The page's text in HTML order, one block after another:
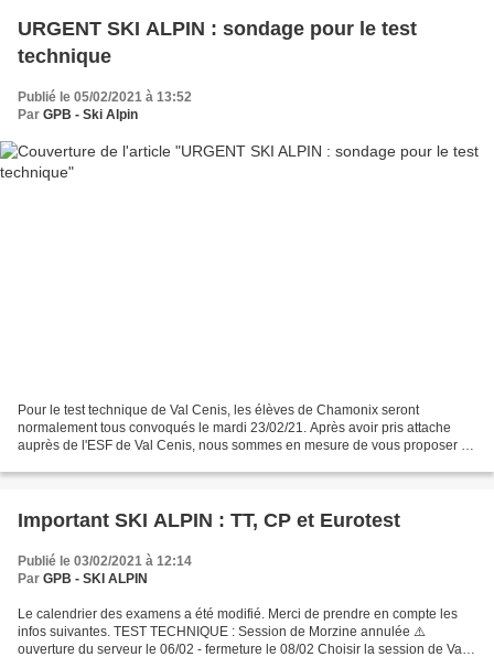
URGENT SKI ALPIN : sondage pour le test
technique
Publié le 05/02/2021 à 13:52
Par GPB - Ski Alpin
Pour le test technique de Val Cenis, les élèves de Chamonix seront
normalement tous convoqués le mardi 23/02/21. Après avoir pris attache
auprès de l'ESF de Val Cenis, nous sommes en mesure de vous proposer un
Important SKI ALPIN : TT, CP et Eurotest
Publié le 03/02/2021 à 12:14
Par GPB - SKI ALPIN
Le calendrier des examens a été modifié. Merci de prendre en compte les
infos suivantes. TEST TECHNIQUE : Session de Morzine annulée ⚠️
ouverture du serveur le 06/02 - fermeture le 08/02 Choisir la session de Val